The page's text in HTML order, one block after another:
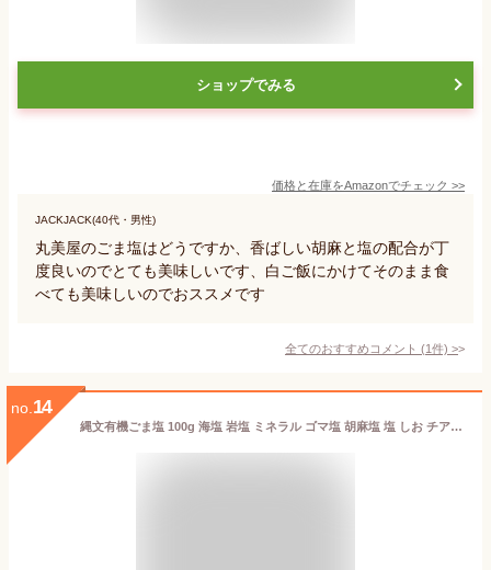
ショップでみる
価格と在庫をAmazonでチェック >>
JACKJACK(40代・男性)
丸美屋のごま塩はどうですか、香ばしい胡麻と塩の配合が丁
度良いのでとても美味しいです、白ご飯にかけてそのまま食
べても美味しいのでおススメです
全てのおすすめコメント (1件) >
no. 14
縄文有機ごま塩 100g 海塩 岩塩 ミネラル ゴマ塩 胡麻塩 塩 しお チアシード 無添加